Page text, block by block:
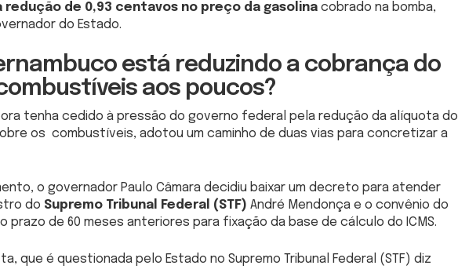
redução de 0,93 centavos no preço da gasolina cobrado na bomba,
do Estado.
está reduzindo a cobrança do
aos poucos?
tenha cedido à pressão do governo federal pela redução da alíquota do
os combustíveis, adotou um caminho de duas vias para concretizar a
o governador Paulo Câmara decidiu baixar um decreto para atender
do Supremo Tribunal Federal (STF) André Mendonça e o convênio do
prazo de 60 meses anteriores para fixação da base de cálculo do ICMS.
que é questionada pelo Estado no Supremo Tribunal Federal (STF) diz